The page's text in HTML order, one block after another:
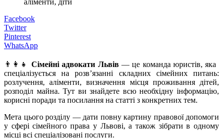
Facebook
Twitter
Pinterest
WhatsApp
👨‍👩‍👧 Сімейні адвокати Львів— це команда юристів, яка
спеціалізується на розв’язанні складних сімейних питань:
розлучення, аліменти, визначення місця проживання дітей,
розподіл майна. Тут ви знайдете всю необхідну інформацію,
корисні поради та посилання на статті з конкретних тем.
Мета цього розділу — дати повну картину правової допомоги
у сфері сімейного права у Львові, а також зібрати в одному
місці всі спеціалізовані послуги.